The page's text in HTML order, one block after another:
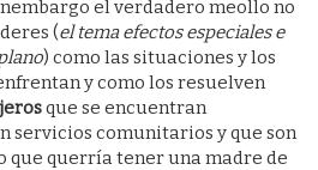
el verdadero meollo no
(el tema efectos especiales e
) como las situaciones y los
y como los resuelven
que se encuentran
servicios comunitarios y que son
que querría tener una madre de